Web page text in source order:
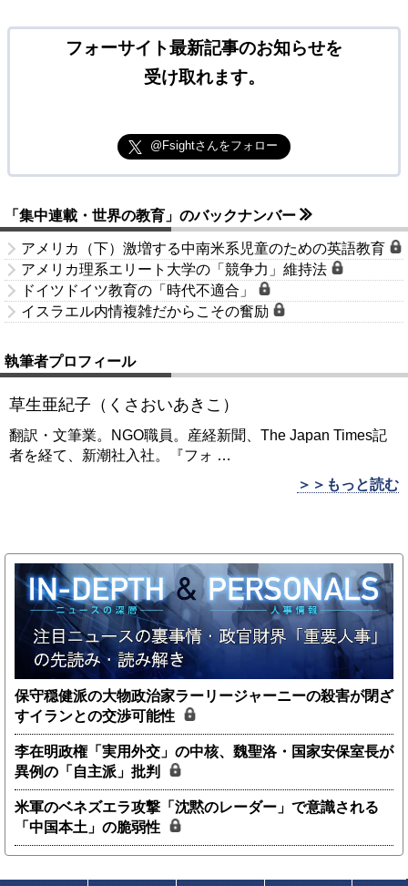
フォーサイト最新記事のお知らせを
受け取れます。
@Fsightさんをフォロー
「集中連載・世界の教育」のバックナンバー
アメリカ（下）激増する中南米系児童のための英語教育
アメリカ理系エリート大学の「競争力」維持法
ドイツドイツ教育の「時代不適合」
イスラエル内情複雑だからこその奮励
執筆者プロフィール
草生亜紀子（くさおいあきこ）
翻訳・文筆業。NGO職員。産経新聞、The Japan Times記
者を経て、新潮社入社。『フォ …
＞＞もっと読む
保守穏健派の大物政治家ラーリージャーニーの殺害が閉ざ
すイランとの交渉可能性
李在明政権「実用外交」の中核、魏聖洛・国家安保室長が
異例の「自主派」批判
米軍のベネズエラ攻撃「沈黙のレーダー」で意識される
「中国本土」の脆弱性